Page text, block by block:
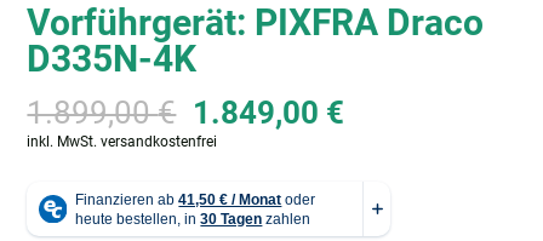
Vorführgerät: PIXFRA Draco
D335N-4K
1.899,00€ Ursprünglicher
Preis
war:
1.899,00 €
1.849,00 €
ist:
1.849,00 €.
inkl. MwSt. versandkostenfrei